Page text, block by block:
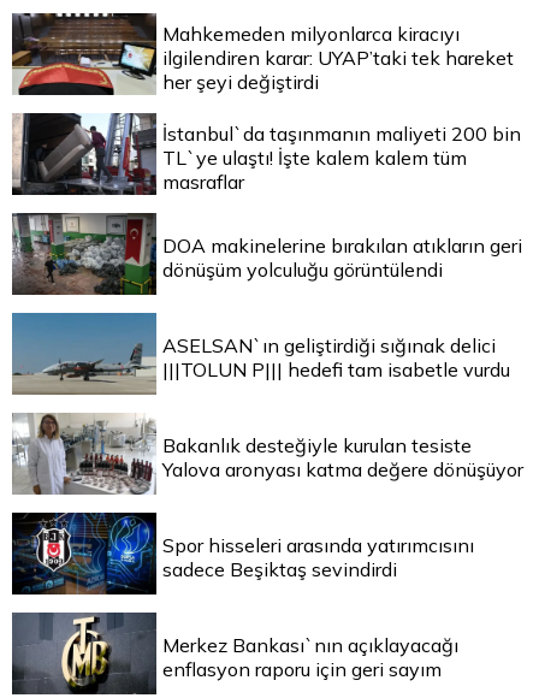
Mahkemeden milyonlarca kiracıyı
ilgilendiren karar: UYAP’taki tek hareket
her şeyi değiştirdi
İstanbul`da taşınmanın maliyeti 200 bin
TL`ye ulaştı! İşte kalem kalem tüm
masraflar
DOA makinelerine bırakılan atıkların geri
dönüşüm yolculuğu görüntülendi
ASELSAN`ın geliştirdiği sığınak delici
|||TOLUN P||| hedefi tam isabetle vurdu
Bakanlık desteğiyle kurulan tesiste
Yalova aronyası katma değere dönüşüyor
Spor hisseleri arasında yatırımcısını
sadece Beşiktaş sevindirdi
Merkez Bankası`nın açıklayacağı
enflasyon raporu için geri sayım